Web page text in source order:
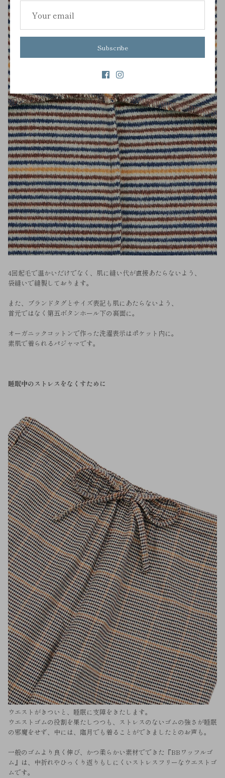
4回起毛で温かいだけでなく、肌に縫い代が直接あたらないよう、
袋縫いで縫製しております。
また、ブランドタグとサイズ表記も肌にあたらないよう、
首元ではなく第五ボタンホール下の裏面に。
オーガニックコットンで作った洗濯表示はポケット内に。
素肌で着られるパジャマです。
睡眠中のストレスをなくすために
ウエストがきついと、睡眠に支障をきたします。
ウエストゴムの役割を果たしつつも、ストレスのないゴムの強さが睡眠
の邪魔をせず、中には、臨月でも着ることができましたとのお声も。
一般のゴムより良く伸び、かつ柔らかい素材でできた『BBワッフルゴ
ム』は、中折れやひっくり返りもしにくいストレスフリーなウエストゴ
ムです。
Subscribe